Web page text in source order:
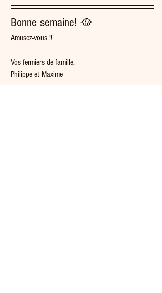
Bonne semaine! 🥘
Amusez-vous !!
Vos fermiers de famille,
Philippe et Maxime